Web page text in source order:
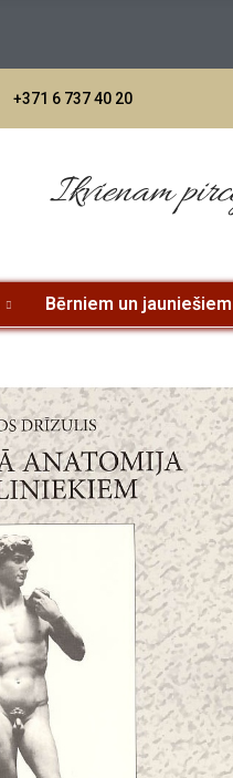
+371 6 737 40 20
Ikvienam
Bērniem un jauniešiem